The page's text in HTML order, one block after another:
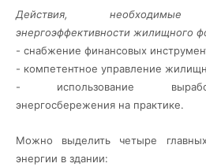
Действия,
энергоэффективности жилищного
- снабжение финансовых
- компетентное управление
- использование
энергосбережения на практике.
Можно выделить четыре
энергии в здании: